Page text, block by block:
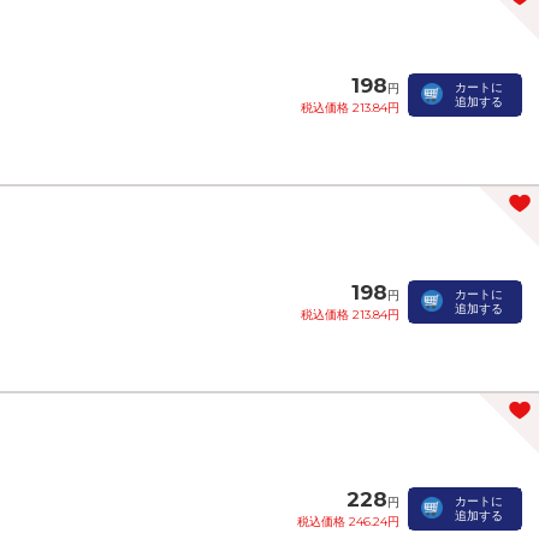
198円
税込価格 213.84円
カートに
追加する
198円
税込価格 213.84円
カートに
追加する
228円
税込価格 246.24円
カートに
追加する